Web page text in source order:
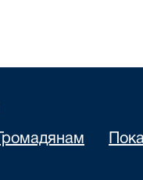
Громадянам